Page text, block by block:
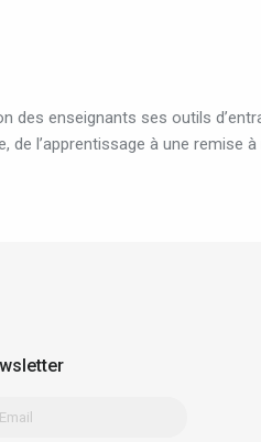
enseignants ses outils
l’apprentissage à une remise à